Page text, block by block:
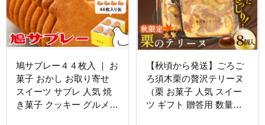
鳩サブレー４４枚入 ｜ お
菓子 おかし お取り寄せ
スイーツ サブレ 人気 焼
き菓子 クッキー グルメ
【秋頃から発送】ごろご
ろ須木栗の贅沢テリーヌ
（栗 お菓子 人気 スイー
ツ ギフト 贈答用 数量限